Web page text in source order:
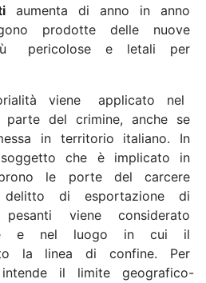
aumenta di anno in anno
prodotte delle nuove
pericolose e letali per
viene applicato nel
del crimine, anche se
in territorio italiano. In
che è implicato in
le porte del carcere
di esportazione di
viene considerato
e nel luogo in cui il
la linea di confine. Per
il limite geografico-